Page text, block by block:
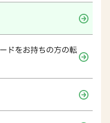
ドをお持ちの方の転